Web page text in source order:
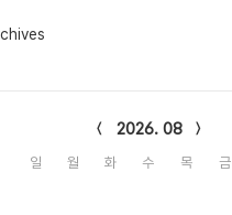
2026. 08
일 월 화 수 목 금